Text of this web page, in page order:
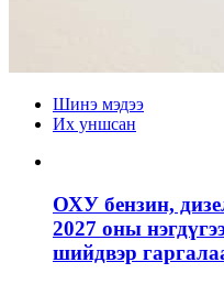
Шинэ мэдээ
Их уншсан
ОХУ бензин,
2027 оны
шийдвэр